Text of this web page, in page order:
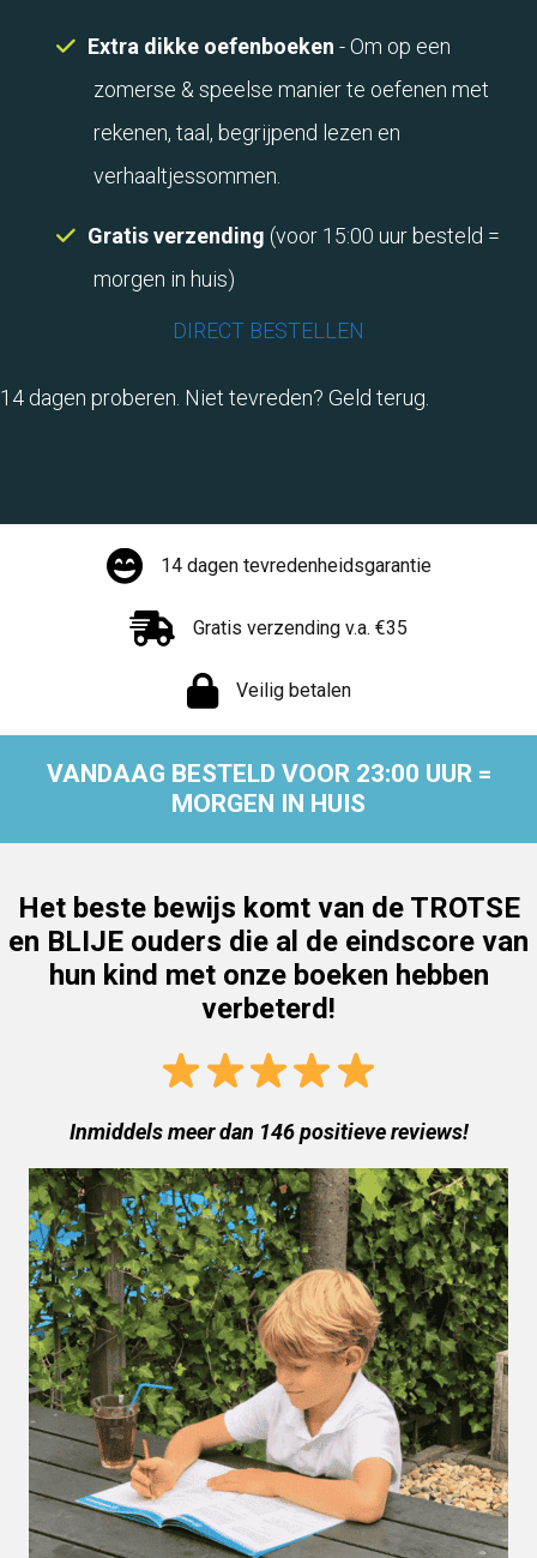
Extra dikke oefenboeken - Om op een
zomerse & speelse manier te oefenen met
rekenen, taal, begrijpend lezen en
verhaaltjessommen.
Gratis verzending (voor 15:00 uur besteld =
morgen in huis)
DIRECT BESTELLEN
14 dagen proberen. Niet tevreden? Geld terug.
14 dagen tevredenheidsgarantie
Gratis verzending v.a. €35
Veilig betalen
VANDAAG BESTELD VOOR 23:00 UUR =
MORGEN IN HUIS
Het beste bewijs komt van de TROTSE
en BLIJE ouders die al de eindscore van
hun kind met onze boeken hebben
verbeterd!
Inmiddels meer dan 146 positieve reviews!